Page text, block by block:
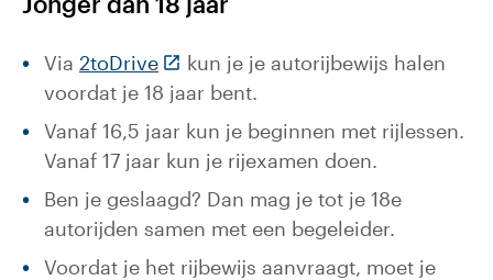
Via 2toDrive(Deze link gaat naar een externe
kun je je autorijbewijs halen
voordat je 18 jaar bent.
Vanaf 16,5 jaar kun je beginnen met rijlessen.
Vanaf 17 jaar kun je rijexamen doen.
Ben je geslaagd? Dan mag je tot je 18e
autorijden samen met een begeleider.
Voordat je het rijbewijs aanvraagt, moet je